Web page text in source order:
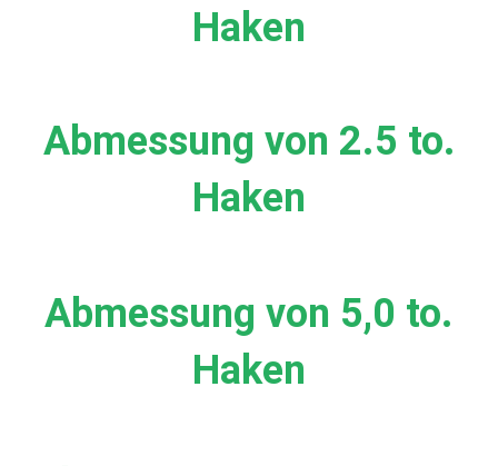
Haken
Abmessung von 2.5 to.
Haken
Abmessung von 5,0 to.
Haken